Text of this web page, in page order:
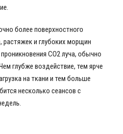
более поверхностного
растяжек и глубоких морщин
CO2 луча, обычно
глубже воздействие, тем ярче
на ткани и тем больше
несколько сеансов с